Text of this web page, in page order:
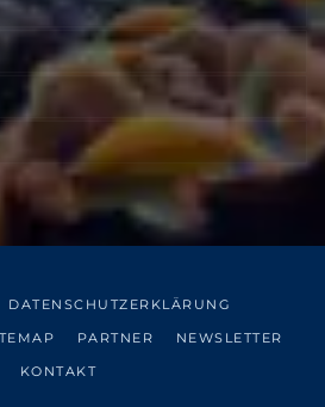
DATENSCHUTZERKLÄRUNG
PARTNER
NEWSLETTER
KONTAKT